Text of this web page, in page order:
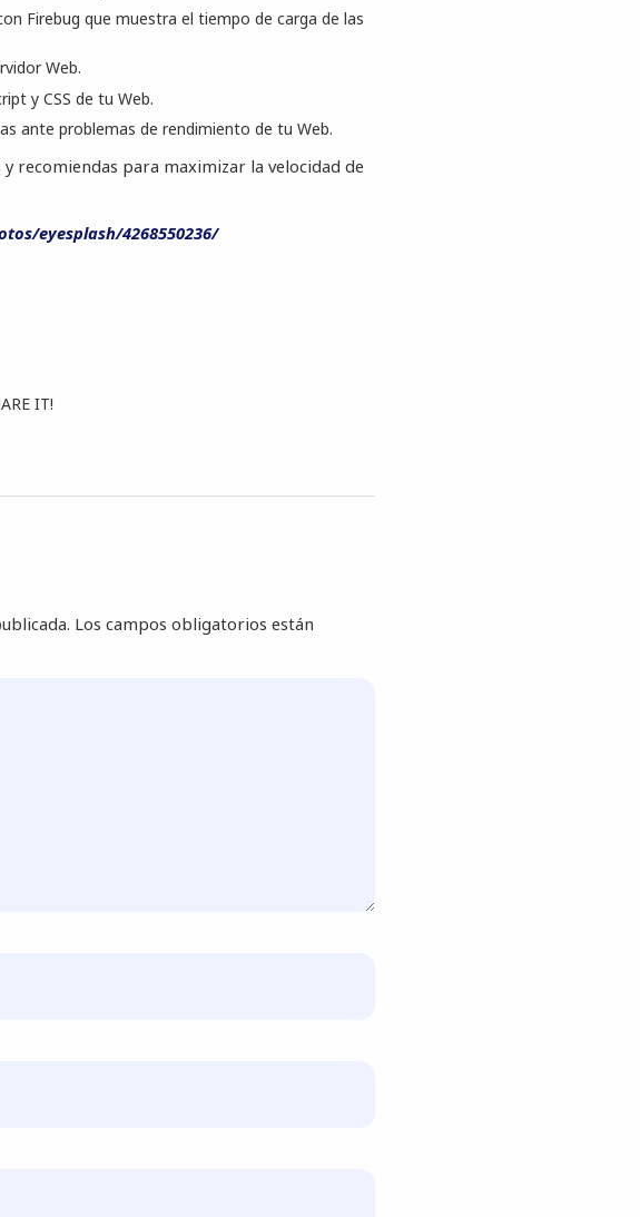
Firebug que muestra el tiempo de carga de las
Web.
y CSS de tu Web.
ante problemas de rendimiento de tu Web.
recomiendas para maximizar la velocidad de
eyesplash/4268550236/
IT!
Los campos obligatorios están